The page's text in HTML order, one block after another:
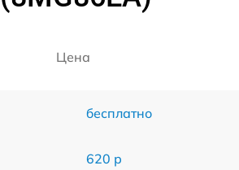
Цена
бесплатно
620 р